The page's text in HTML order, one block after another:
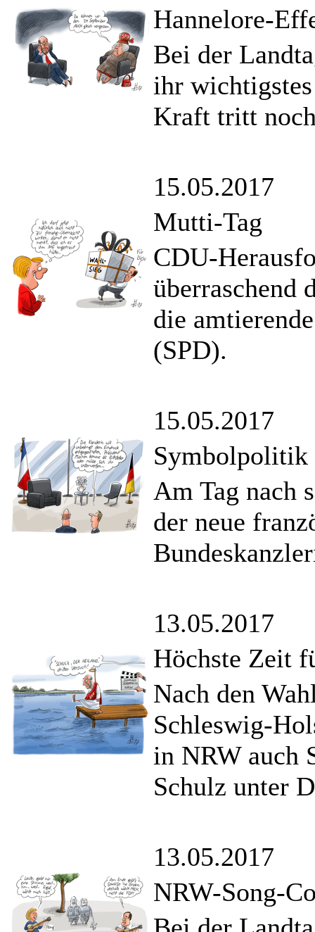
Hannelore-
Bei der
ihr
Kraft tritt
15.05.2017
Mutti-Tag
CDU-
überraschend
die
(SPD).
15.05.2017
Symbolpolitik
Am Tag nach
der neue
13.05.2017
Höchste Zeit
Nach den
Schleswig-
in NRW auch
Schulz unter
13.05.2017
NRW-Song-